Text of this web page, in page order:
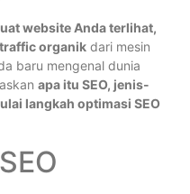
website Anda terlihat,
organik dari mesin
baru mengenal dunia
apa itu SEO, jenis-
langkah optimasi SEO